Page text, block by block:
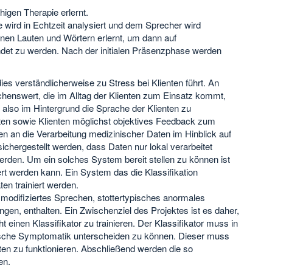
Therapie erlernt.
in Echtzeit analysiert und dem Sprecher wird
Lauten und Wörtern erlernt, um dann auf
zu werden. Nach der initialen Präsenzphase werden
verständlicherweise zu Stress bei Klienten führt. An
die im Alltag der Klienten zum Einsatz kommt,
im Hintergrund die Sprache der Klienten zu
sowie Klienten möglichst objektives Feedback zum
an die Verarbeitung medizinischer Daten im Hinblick auf
werden, dass Daten nur lokal verarbeitet
Um ein solches System bereit stellen zu können ist
werden kann. Ein System das die Klassifikation
trainiert werden.
Sprechen, stottertypisches anormales
enthalten. Ein Zwischenziel des Projektes ist es daher,
einen Klassifikator zu trainieren. Der Klassifikator muss in
Symptomatik unterscheiden zu können. Dieser muss
zu funktionieren. Abschließend werden die so